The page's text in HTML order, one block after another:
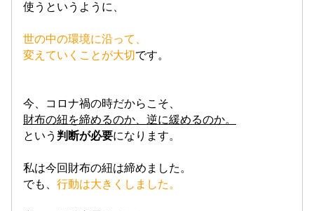
使うというように、
世の中の環境に沿って、
変えていくことが大切です。
今、コロナ禍の時だからこそ、
財布の紐を締めるのか、逆に緩めるのか。
という 判断が必要になります。
私は今回財布の紐は締めました。
でも、 行動は大きくしました。